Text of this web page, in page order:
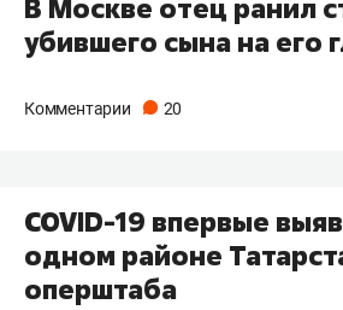
В Москве отец ранил
убившего сына на его
Комментарии 20
COVID-19 впервые
одном районе
оперштаба